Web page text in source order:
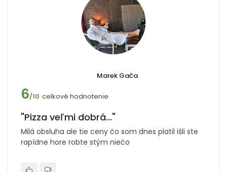
Marek Gača
6/10 celkové hodnotenie
"Pizza veľmi dobrá..."
Milá obsluha ale tie ceny čo som dnes platil išli ste
rapídne hore robte stým niečo